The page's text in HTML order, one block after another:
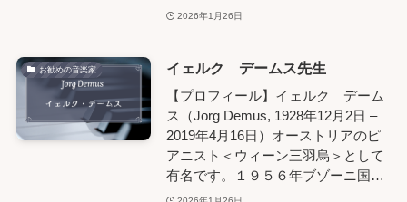
2026年1月26日
お勧めの音楽家 イェルク デームス先生
【プロフィール】イェルク デーム
ス（Jorg Demus, 1928年12月2日 –
2019年4月16日）オーストリアのピ
アニスト＜ウィーン三羽烏＞として
有名です。１９５６年ブゾーニ国…